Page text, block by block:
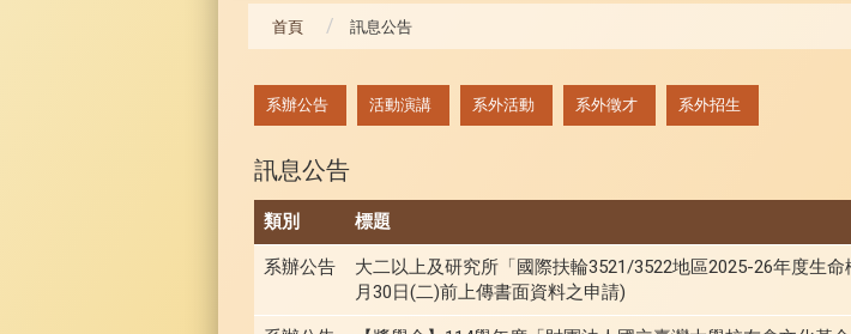
首頁 訊息公告
系辦公告 活動演講 系外活動 系外徵才 系外招生
訊息公告
類別 標題
系辦公告
大二以上及研究所「國際扶輪3521/3522地區2025-26年度生
月30日(二)前上傳書面資料之申請)